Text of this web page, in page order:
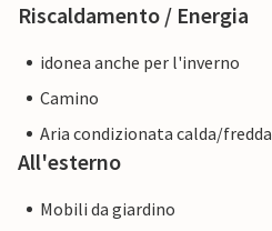
Riscaldamento / Energia
idonea anche per l'inverno
Camino
Aria condizionata calda/fredda
All'esterno
Mobili da giardino